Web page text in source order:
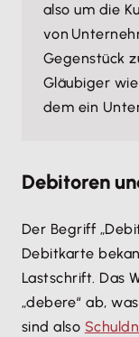
also um die
von
Gegenstück
Gläubiger
dem ein
Debitoren
Der Begriff
Debitkarte
Lastschrift. Das
„debere“ ab,
sind also